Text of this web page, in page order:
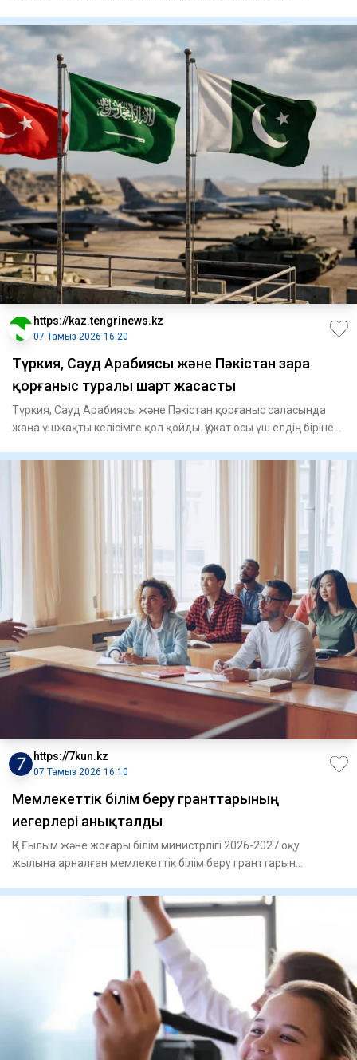
https://kaz.tengrinews.kz
07 Тамыз 2026 16:20
Түркия, Сауд Арабиясы және Пәкістан өзара
қорғаныс туралы шарт жасасты
Түркия, Сауд Арабиясы және Пәкістан қорғаныс саласында
жаңа үшжақты келісімге қол қойды. Құжат осы үш елдің біріне
https://7kun.kz
07 Тамыз 2026 16:10
Мемлекеттік білім беру гранттарының
иегерлері анықталды
ҚР Ғылым және жоғары білім министрлігі 2026-2027 оқу
жылына арналған мемлекеттік білім беру гранттарын